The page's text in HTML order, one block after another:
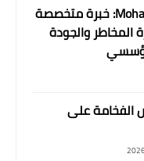
في وضع صعب
Mohammed Al-Shakhs: خبرة متخصصة
المخاطر والجودة
الفخامة على